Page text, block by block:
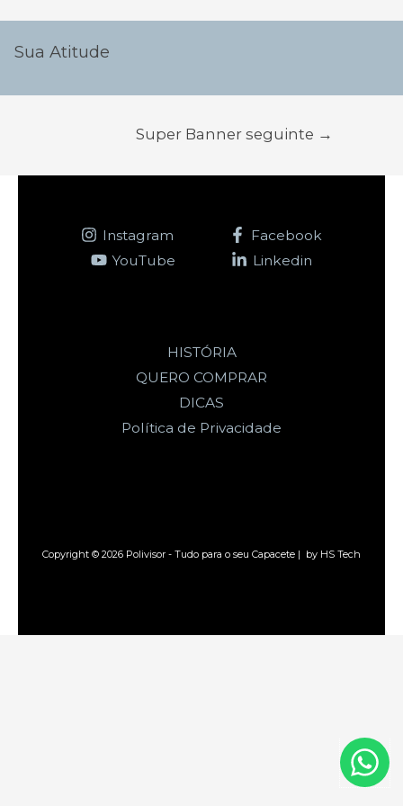
Sua Atitude
Post
Super Banner seguinte →
Instagram
Facebook
YouTube
Linkedin
HISTÓRIA
QUERO COMPRAR
DICAS
Política de Privacidade
Copyright © 2026 Polivisor - Tudo para o seu Capacete | by HS Tech